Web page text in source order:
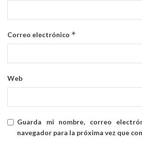
Correo electrónico *
Web
Guarda mi nombre, correo
navegador para la próxima vez que